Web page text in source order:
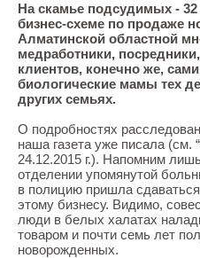
На скамье подсудимых -
бизнес-схеме по продаже
Алматинской областной
медработники,
клиентов, конечно же,
биологические мамы тех
других семьях.
О подробностях
наша газета уже писала (см.
24.12.2015 г.). Напомним
отделении упомянутой
в полицию пришла
этому бизнесу. Видимо,
люди в белых халатах
товаром и почти семь лет
новорожденных.